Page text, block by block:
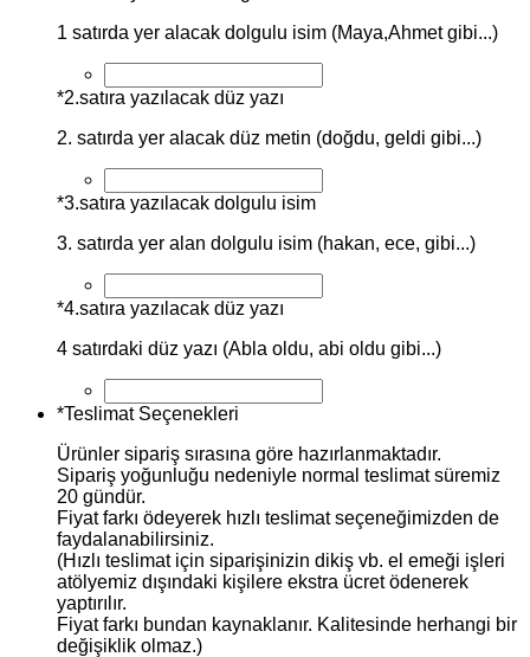
1 satırda yer alacak dolgulu isim (Maya,Ahmet gibi...)
*2.satıra yazılacak düz yazı
2. satırda yer alacak düz metin (doğdu, geldi gibi...)
*3.satıra yazılacak dolgulu isim
3. satırda yer alan dolgulu isim (hakan, ece, gibi...)
*4.satıra yazılacak düz yazı
4 satırdaki düz yazı (Abla oldu, abi oldu gibi...)
*Teslimat Seçenekleri
Ürünler sipariş sırasına göre hazırlanmaktadır.
Sipariş yoğunluğu nedeniyle normal teslimat süremiz
20 gündür.
Fiyat farkı ödeyerek hızlı teslimat seçeneğimizden de
faydalanabilirsiniz.
(Hızlı teslimat için siparişinizin dikiş vb. el emeği işleri
atölyemiz dışındaki kişilere ekstra ücret ödenerek
yaptırılır.
Fiyat farkı bundan kaynaklanır. Kalitesinde herhangi bir
değişiklik olmaz.)